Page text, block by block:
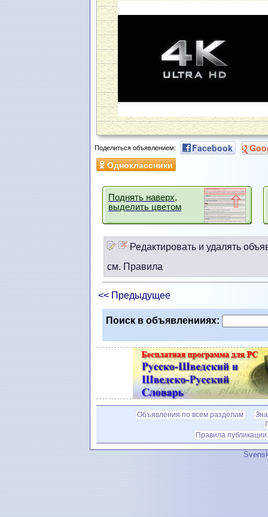
Поделиться объявлением: Facebook
Одноклассники
Поднять наверх,
выделить цветом
Редактировать и удалять
см. Правила
<< Предыдущее
Поиск в объявленииях:
Объявления по всем разделам
Правила публикации